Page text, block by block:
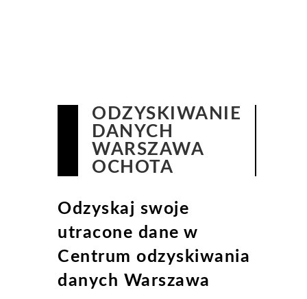
ODZYSKIWANIE
DANYCH
WARSZAWA
OCHOTA
Odzyskaj swoje
utracone dane w
Centrum odzyskiwania
danych Warszawa